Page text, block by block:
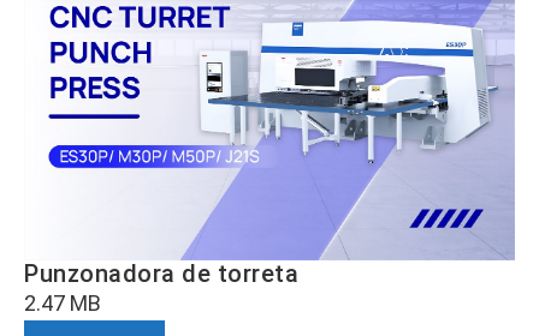
Punzonadora de torreta
2.47 MB